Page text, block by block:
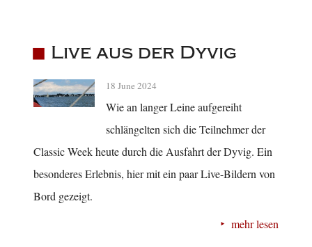
Live aus der Dyvig
18 June 2024
Wie an langer Leine aufgereiht
schlängelten sich die Teilnehmer der
Classic Week heute durch die Ausfahrt der Dyvig. Ein
besonderes Erlebnis, hier mit ein paar Live-Bildern von
Bord gezeigt.
mehr lesen